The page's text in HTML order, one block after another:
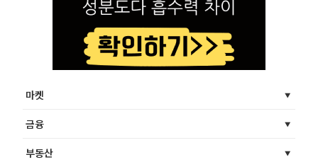
마켓
금융
부동산